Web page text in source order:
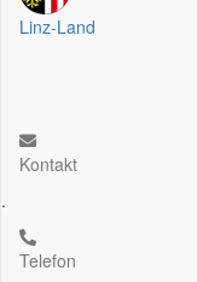
Linz-Land
Kontakt
.
Telefon